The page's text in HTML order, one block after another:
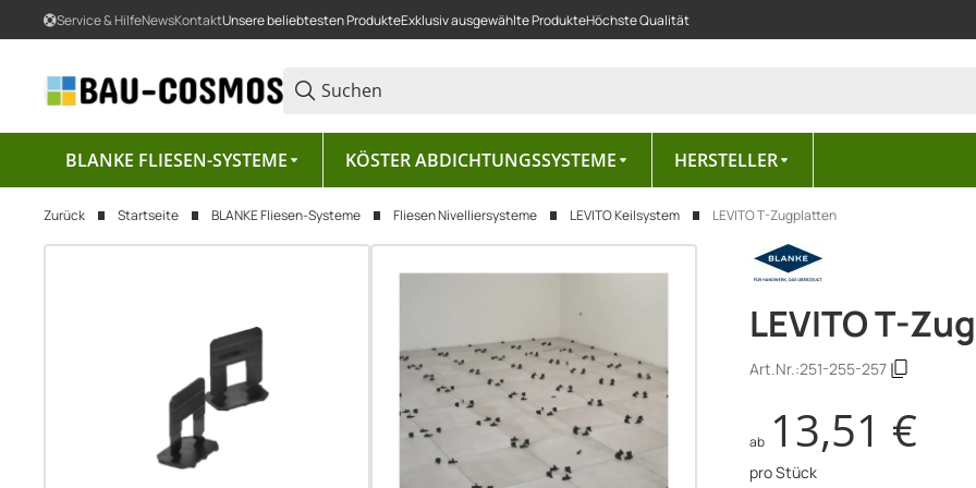
Service & HilfeNewsKontaktUnsere beliebtesten ProdukteExklusiv ausgewählte ProdukteHöchste Qualität
BLANKE FLIESEN-SYSTEME KÖSTER ABDICHTUNGSSYSTEME HERSTELLER
Zurück Startseite BLANKE Fliesen-Systeme Fliesen Nivelliersysteme LEVITO Keilsystem LEVITO T-Zugplatten
LEVITO T-
Art.Nr.:251-255-257
ab 13,51 €
pro Stück